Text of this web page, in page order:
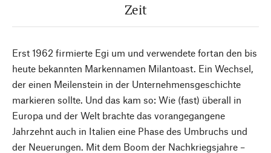
Zeit
Erst 1962 firmierte Egi um und verwendete fortan den bis
heute bekannten Markennamen Milantoast. Ein Wechsel,
der einen Meilenstein in der Unternehmensgeschichte
markieren sollte. Und das kam so: Wie (fast) überall in
Europa und der Welt brachte das vorangegangene
Jahrzehnt auch in Italien eine Phase des Umbruchs und
der Neuerungen. Mit dem Boom der Nachkriegsjahre –